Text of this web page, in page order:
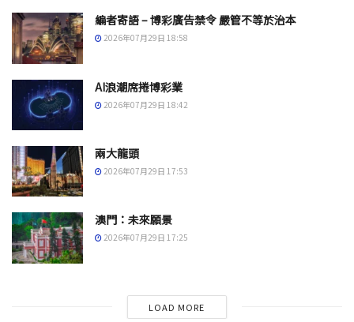
編者寄語 – 博彩廣告禁令 嚴管不等於治本
2026年07月29日 18:58
AI浪潮席捲博彩業
2026年07月29日 18:42
兩大龍頭
2026年07月29日 17:53
澳門：未來願景
2026年07月29日 17:25
LOAD MORE